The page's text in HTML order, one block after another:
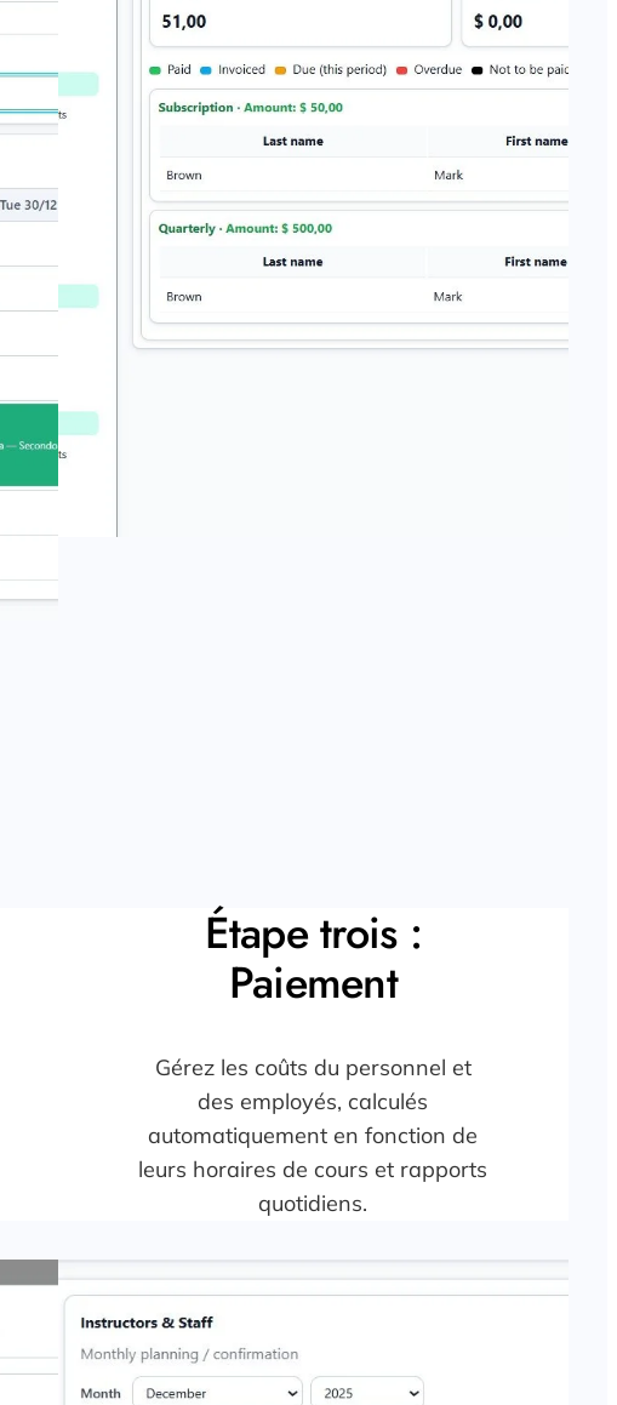
Étape trois :
Paiement
Gérez les coûts du personnel et
des employés, calculés
automatiquement en fonction de
leurs horaires de cours et rapports
quotidiens.